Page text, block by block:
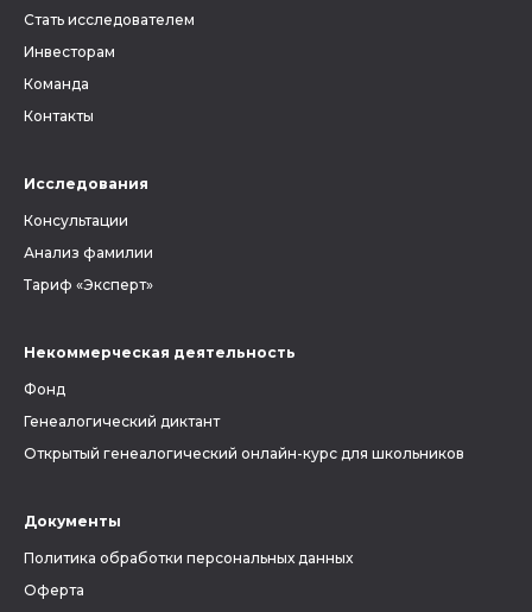
Стать исследователем
Инвесторам
Команда
Контакты
Исследования
Консультации
Анализ фамилии
Тариф «Эксперт»
Некоммерческая деятельность
Фонд
Генеалогический диктант
Открытый генеалогический онлайн-курс для школьников
Документы
Политика обработки персональных данных
Оферта